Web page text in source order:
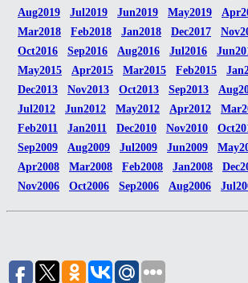
Aug2019
Jul2019 Jun2019 May2019
Mar2018
Feb2018 Jan2018 Dec2017
Oct2016
Sep2016 Aug2016 Jul2016
May2015
Apr2015 Mar2015 Feb2015
Dec2013
Nov2013 Oct2013 Sep2013
Jul2012
Jun2012 May2012 Apr2012
Feb2011
Jan2011 Dec2010 Nov2010
Sep2009
Aug2009 Jul2009 Jun2009
Apr2008
Mar2008 Feb2008 Jan2008
Nov2006
Oct2006 Sep2006 Aug2006